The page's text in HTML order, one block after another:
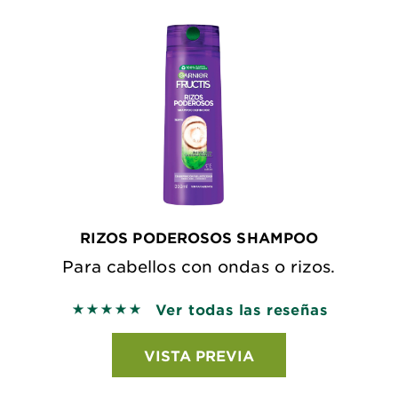
RIZOS PODEROSOS SHAMPOO
Para cabellos con ondas o rizos.
5 out of 5 stars based on reviews
Ver todas las reseñas
VISTA PREVIA